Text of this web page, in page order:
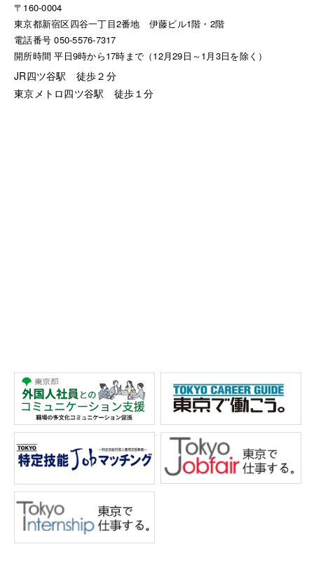
〒160-0004
東京都新宿区四谷一丁目2番地 伊藤ビル1階・2階
電話番号 050-5576-7317
開所時間 平日9時から17時まで（12月29日～1月3日を除く）
JR四ツ谷駅 徒歩２分
東京メトロ四ツ谷駅 徒歩１分